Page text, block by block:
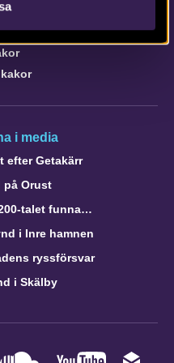
i media
efter Getakärr
på Orust
talet funna…
i Inre hamnen
ryssförsvar
i Skälby